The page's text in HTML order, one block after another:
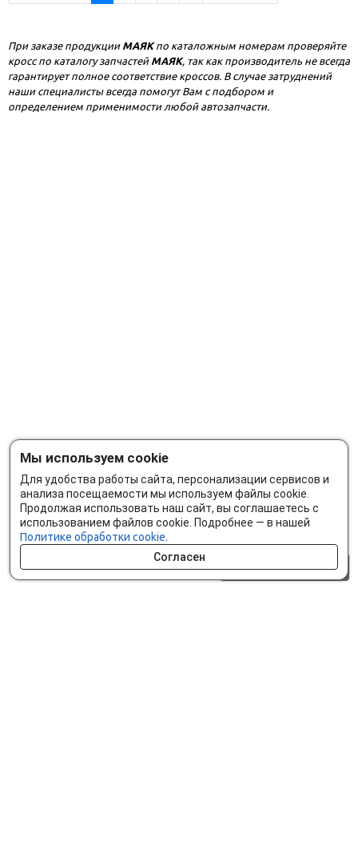
При заказе продукции МАЯКпо каталожным номерам проверяйте
кросс по каталогу запчастейМАЯК, так как производитель не всегда
гарантирует полное соответствие кроссов. В случае затруднений
наши специалисты всегда помогут Вам с подбором и
определением применимости любой автозапчасти.
Мы используем cookie
Для удобства работы сайта, персонализации сервисов и
анализа посещаемости мы используем файлы cookie.
Продолжая использовать наш сайт, вы соглашаетесь с
использованием файлов cookie. Подробнее — в нашей
Политике обработки cookie.
Согласен